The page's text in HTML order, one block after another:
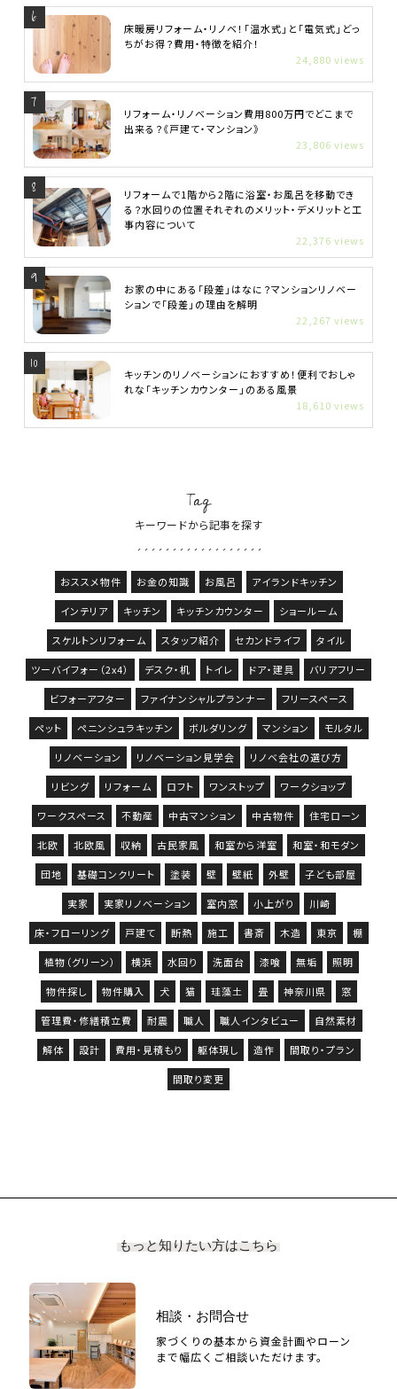
床暖房リフォーム・リノベ！「温水式」と「電気式」どっ
ちがお得？費用・特徴を紹介！
24,880 views
リフォーム・リノベーション費用800万円でどこまで
出来る？《戸建て・マンション》
23,806 views
リフォームで1階から2階に浴室・お風呂を移動でき
る？水回りの位置それぞれのメリット・デメリットと工
事内容について
22,376 views
お家の中にある「段差」はなに？マンションリノベー
ションで「段差」の理由を解明
22,267 views
キッチンのリノベーションにおすすめ！便利でおしゃ
れな「キッチンカウンター」のある風景
18,610 views
Tag
キーワードから記事を探す
おススメ物件 お金の知識 お風呂 アイランドキッチン
インテリア キッチン キッチンカウンター ショールーム
スケルトンリフォーム スタッフ紹介 セカンドライフ タイル
ツーバイフォー（2x4） デスク・机 トイレ ドア・建具 バリアフリー
ビフォーアフター ファイナンシャルプランナー フリースペース
ペット ペニンシュラキッチン ボルダリング マンション モルタル
リノベーション リノベーション見学会 リノベ会社の選び方
リビング リフォーム ロフト ワンストップ ワークショップ
ワークスペース 不動産 中古マンション 中古物件 住宅ローン
北欧 北欧風 収納 古民家風 和室から洋室 和室・和モダン
団地 基礎コンクリート 塗装 壁 壁紙 外壁 子ども部屋
実家 実家リノベーション 室内窓 小上がり 川崎
床・フローリング 戸建て 断熱 施工 書斎 木造 東京 棚
植物（グリーン） 横浜 水回り 洗面台 漆喰 無垢 照明
物件探し 物件購入 犬 猫 珪藻土 畳 神奈川県 窓
管理費・修繕積立費 耐震 職人 職人インタビュー 自然素材
解体 設計 費用・見積もり 躯体現し 造作 間取り・プラン
間取り変更
もっと知りたい方はこちら
相談・お問合せ
家づくりの基本から資金計画やローン
まで幅広くご相談いただけます。